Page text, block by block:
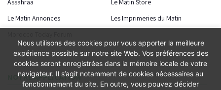
Assahraa
Le Matin Store
Le Matin Annonces
Les Imprimeries du Matin
NOTRE APPLICATION
Nous utilisons des cookies pour vous apporter la meilleure
expérience possible sur notre site Web. Vos préférences des
cookies seront enregistrées dans la mémoire locale de votre
navigateur. Il s’agit notamment de cookies nécessaires au
fonctionnement du site. En outre, vous pouvez décider